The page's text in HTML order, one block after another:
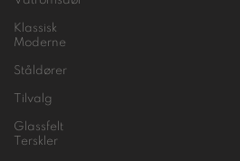
Klassisk
Moderne
Ståldører
Tilvalg
Glassfelt
Terskler